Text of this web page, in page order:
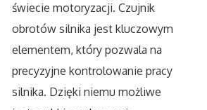
Salony Kosmetyczne
Sprzęt Medyczny
świecie motoryzacji. Czujnik
obrotów silnika jest kluczowym
elementem, który pozwala na
precyzyjne kontrolowanie pracy
silnika. Dzięki niemu możliwe